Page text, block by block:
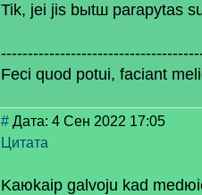
Tik, jei jis bыtш paraрytas
Feci quod potui, faciant
# Дата: 4 Сен 2022 17:05
Цитата
Kaюkaip galvoju kad